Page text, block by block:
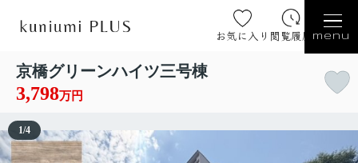
お気に入り 閲覧履歴 menu
京橋グリーンハイツ三号棟
3,798万円
1/4